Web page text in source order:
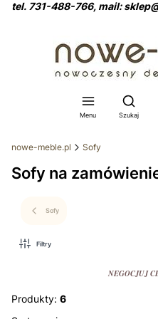
tel. 731-488-766, mail:
Menu
Otwórz
Szukaj
nowe-meble.pl Sofy
Sofy na
Sofy
Filtry
NEGOCJUJ
Produkty: 6